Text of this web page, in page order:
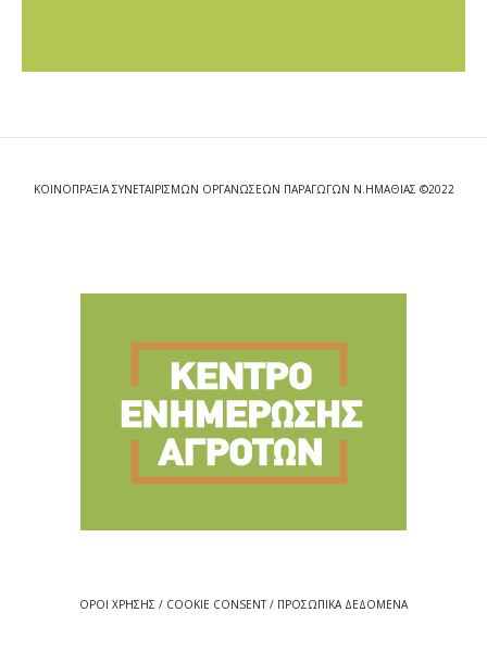
ΚΟΙΝΟΠΡΑΞΙΑ ΣΥΝΕΤΑΙΡΙΣΜΩΝ ΟΡΓΑΝΩΣΕΩΝ ΠΑΡΑΓΩΓΩΝ Ν.ΗΜΑΘΙΑΣ ©2022
ΟΡΟΙ ΧΡΗΣΗΣ / COOKIE CONSENT / ΠΡΟΣΩΠΙΚΑ ΔΕΔΟΜΕΝΑ